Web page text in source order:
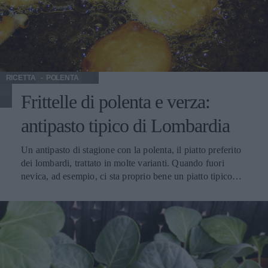
particolarmente invecchiata, può richiedere di essere
travasata in una caraffa per decantare: in tal caso si può
servire a tavola in caraffa, oppure, dopo aver avvinato la
bottiglia svuotata dei depositi, ricolmarla con il vino e
portarla in tavola.
RICETTA POLENTA
Frittelle di polenta e verza:
antipasto tipico di Lombardia
Un antipasto di stagione con la polenta, il piatto preferito
dei lombardi, trattato in molte varianti. Quando fuori
nevica, ad esempio, ci sta proprio bene un piatto tipico
avanza, ecco che casca a puntino la polenta falcadina, una
ricetta contadina per utilizzare la polenta del giorno prima
e tutti gli avanzi di formaggio che si hanno in casa. Oggi
con la polenta facciamo delle gustosissime frittelle con una
ricetta lombarda facile facile: alla polenta aggiungiamo la